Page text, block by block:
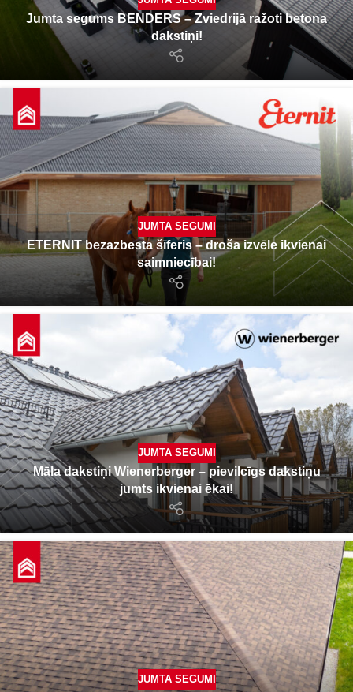
Jumta segums BENDERS – Zviedrijā ražoti betona
dakstiņi!
JUMTA SEGUMI
ETERNIT bezazbesta šīferis – droša izvēle ikvienai
saimniecībai!
JUMTA SEGUMI
Māla dakstiņi Wienerberger – pievilcīgs dakstiņu
jumts ikvienai ēkai!
JUMTA SEGUMI